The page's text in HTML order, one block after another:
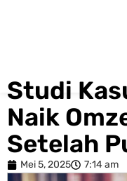
Studi
Naik
Setelah
Mei 5, 2025 7:14 am